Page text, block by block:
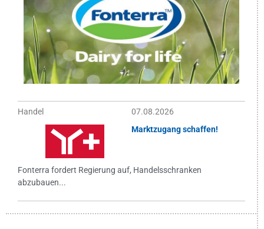
Handel
07.08.2026
Marktzugang schaffen!
Fonterra fordert Regierung auf, Handelsschranken
abzubauen...